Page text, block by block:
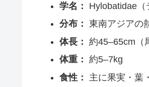
学名：
Hylobatidae（
分布： 東南アジアの
体長： 約45–65cm（
体重： 約5–7kg
食性：
主に果実・葉